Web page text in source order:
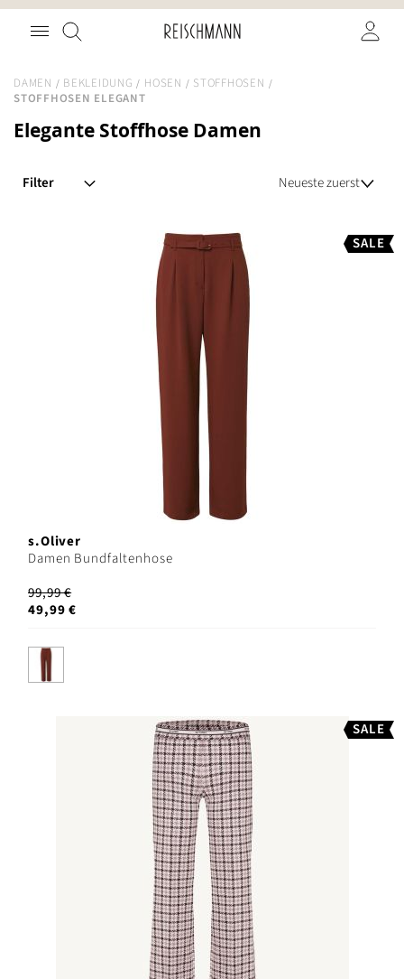
Zum
Inhalt
Suche
DAMEN BEKLEIDUNG HOSEN
STOFFHOSEN
STOFFHOSEN ELEGANT
Elegante Stoffhose Damen
SALE
s.Oliver
Damen Bundfaltenhose
99,99 €
49,99 €
SALE
Filter